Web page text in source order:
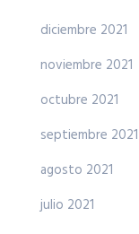
diciembre 2021
noviembre 2021
octubre 2021
septiembre 2021
agosto 2021
julio 2021